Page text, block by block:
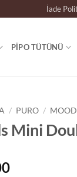
İade
PIPO TÜTÜNÜ
/ PURO /
Mini